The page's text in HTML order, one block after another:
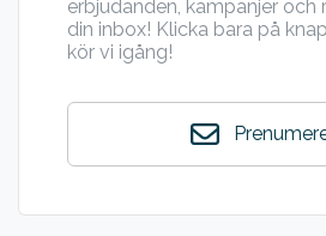
erbjudanden, kampanjer och
din inbox! Klicka bara på
kör vi igång!